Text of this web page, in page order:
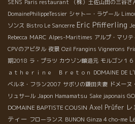
SENS Paris restaurant
（株）土佐山田の三谷
DomainePhilippeTessier シャトー・ラゲール
ソンス Bistro Le Sancerre Eric Pfifferling
Rebecca MARC Alpes-Maritimes アルプ・マリテ
CPVのアビタル 夜景 Ozil Frangins Vignerons
期2018 ラ・プラツ カウゾン醸造元 モルゴン１６
ａｔｈｅｒｉｎｅ Ｂｒｅｔｏｎ DOMAINE DE
ベルネ・フラン2007 サボリの鎌田夫妻 ドメーヌ
リュサール Japon Hamamatsu Sake japonais
DOMAINE BAPTISTE COUSIN Axel Prüfer
ティー フローランス BUNON Ginza 4 cho-me